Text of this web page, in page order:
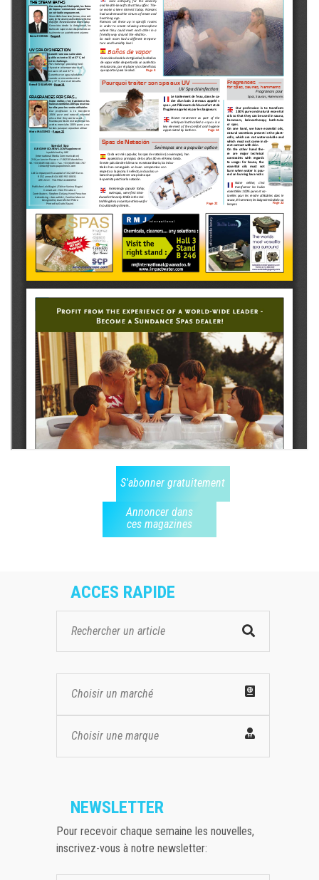
S'abonner gratuitement
Annoncer dans
ces magazines
ACCES RAPIDE
Choisir un marché
Choisir une marque
NEWSLETTER
Pour recevoir chaque semaine les nouvelles,
inscrivez-vous à notre newsletter: